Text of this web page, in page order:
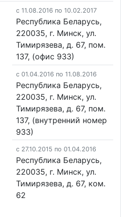
c 11.08.2016 по 10.02.2017
Республика Беларусь,
220035, г. Минск, ул.
Тимирязева, д. 67, пом.
137, (офис 933)
c 01.04.2016 по 11.08.2016
Республика Беларусь,
220035, г. Минск, ул.
Тимирязева, д. 67, пом.
137, (внутренний номер
933)
c 27.10.2015 по 01.04.2016
Республика Беларусь,
220035, г. Минск, ул.
Тимирязева, д. 67, ком.
62